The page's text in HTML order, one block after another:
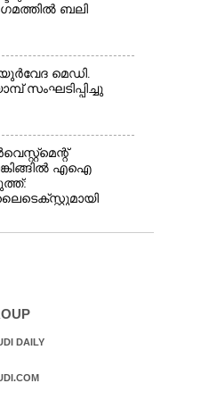
ബലി
മെഡി.
സംഘടിപ്പിച്ചു
എഐ
DAILY